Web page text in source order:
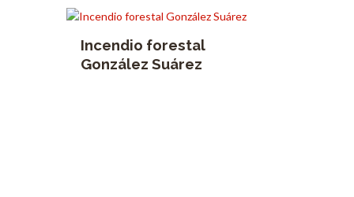
Incendio forestal
González Suárez